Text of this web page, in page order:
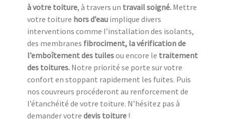
à votre toiture, à travers un travail soigné. Mettre
votre toiture hors d’eau implique divers
interventions comme l’installation des isolants,
des membranes fibrociment, la vérification de
l’emboîtement des tuilesou encore le traitement
des toitures. Notre priorité se porte sur votre
confort en stoppant rapidement les fuites. Puis
nos couvreurs procéderont au renforcement de
l’étanchéité de votre toiture. N’hésitez pas à
demander votre devis toiture !